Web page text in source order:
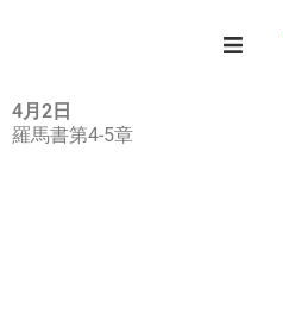
4月2日
羅馬書第4-5章